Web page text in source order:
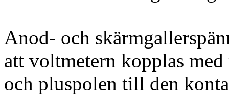
Anod- och
att voltmetern kopplas
och pluspolen till den